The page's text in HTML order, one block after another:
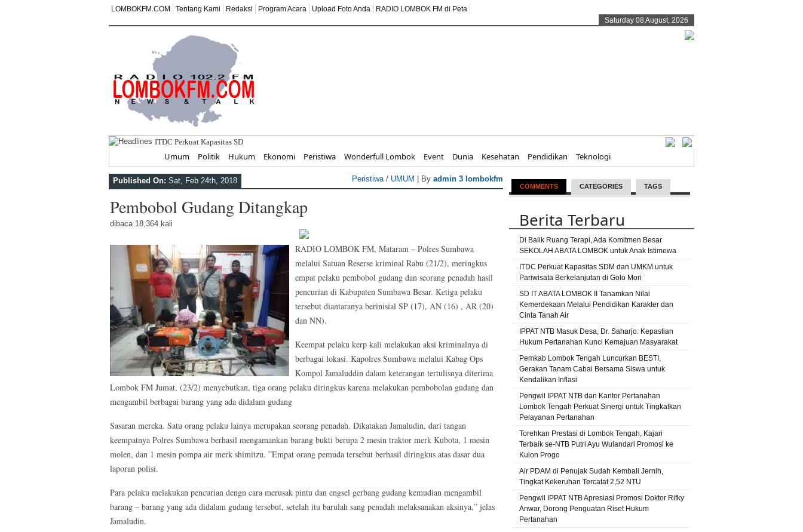
LOMBOKFM.COM Tentang Kami Redaksi Program Acara Upload Foto Anda
RADIO LOMBOK FM di Peta
Saturday 08 August, 2026
ITDC Perkuat Kapasitas SDM dan UMKM untuk Par
Umum Politik Hukum Ekonomi Peristiwa Wonderfull Lombok Event Dunia Kesehatan Pendidikan Teknologi
Published On: Sat, Feb 24th, 2018 Peristiwa/ UMUM | By admin 3 lombokfm
Pembobol Gudang Ditangkap
dibaca 18,364 kali
RADIO LOMBOK FM, Mataram – Polres Sumbawa
melalui Satuan Reserse kriminal Rabu (21/2), meringkus
empat pelaku pembobol gudang dan seorang penadah hasil
pencurian di Kabupaten Sumbawa Besar. Ketiga pelaku
tersebut diantaranya berinisial SP (17), AN (16) , AR (20)
dan NN).
Keempat pelaku kerp kali melakukan aksi kriminalnya di
berbagai lokasi. Kapolres Sumbawa melalui Kabag Ops
Kompol Jamaluddin dalam keterangan tertulisnya diterima
Lombok FM Jumat, (23/2) menyebutkan, tiga orang pelaku diringkus karena melakukan pembobolan gudang dan
mengambil berbagai barang yang ada didalam gudang
Sasaran mereka. Satu orang pelaku lainya merupakan seorang penadah. Dikatakan Jamaludin, dari tangan
keempatnya Polres Sumbawa berhasil mengamankan barang bukti berupa 2 mesin traktor merk Kubota, 1 mesin
molen, dan 1 mesin pompa air merk shimitzu. ”Empat orang pemuda tersebut berhasil diringkus atas dasar dua
laporan polisi.
Para pelaku melakukan pencurian dengn cara merusak pintu dan engsel gerbang gudang kemudian mengambil
barang – barang yang ada didalam gudang tersebut, setelah itu barulah sang penadah melaksanakan aksinya,” jelas
Jamaludin.
COMMENTS CATEGORIES TAGS
Berita Terbaru
Di Balik Ruang Terapi, Ada Komitmen Besar
SEKOLAH ABATA LOMBOK untuk Anak Istimewa
ITDC Perkuat Kapasitas SDM dan UMKM untuk
Pariwisata Berkelanjutan di Golo Mori
SD IT ABATA LOMBOK II Tanamkan Nilai
Kemerdekaan Melalui Pendidikan Karakter dan
Cinta Tanah Air
IPPAT NTB Masuk Desa, Dr. Saharjo: Kepastian
Hukum Pertanahan Kunci Kemajuan Masyarakat
Pemkab Lombok Tengah Luncurkan BESTI,
Gerakan Tanam Cabai Bersama Siswa untuk
Kendalikan Inflasi
Pengwil IPPAT NTB dan Kantor Pertanahan
Lombok Tengah Perkuat Sinergi untuk Tingkatkan
Pelayanan Pertanahan
Torehkan Prestasi di Lombok Tengah, Kajari
Terbaik se-NTB Putri Ayu Wulandari Promosi ke
Kulon Progo
Air PDAM di Penujak Sudah Kembali Jernih,
Tingkat Kekeruhan Tercatat 2,52 NTU
Pengwil IPPAT NTB Apresiasi Promosi Doktor Rifky
Anwar, Dorong Penguatan Riset Hukum
Pertanahan